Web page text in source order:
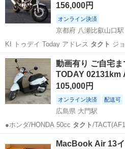
156,000円
オンライン決済
京都府 八瀬比叡山口駅
KI トゥデイ Today アドレス タクト ジ
京都 京都市 八瀬比叡山口駅
動画有り ご自宅ま
TODAY
105,000円
オンライン決済 配送可
広島県 大門駅
●ホンダ/HONDA 50cc タクト/
福山市 大門駅 ホンダ
MacBook Air 13